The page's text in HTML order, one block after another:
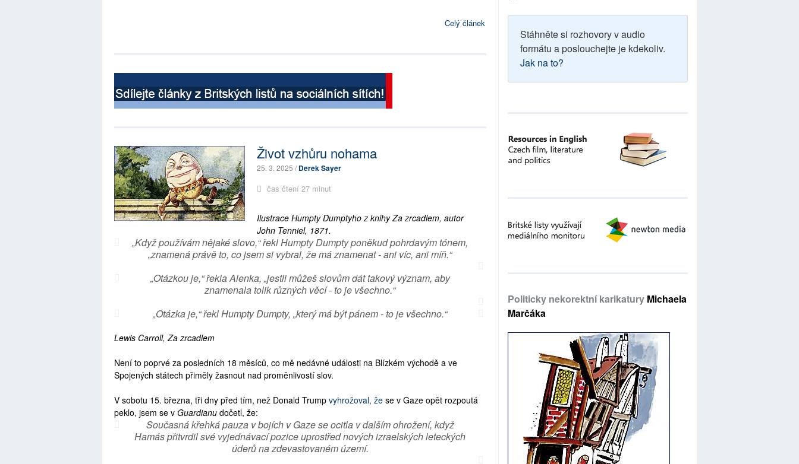
Celý článek
Život vzhůru nohama
25. 3. 2025 /Derek Sayer
čas čtení 27 minut
Ilustrace Humpty Dumptyho z knihy Za zrcadlem, autor
John Tenniel, 1871.
„Když používám nějaké slovo,“ řekl Humpty Dumpty poněkud pohrdavým tónem,
„znamená právě to, co jsem si vybral, že má znamenat - ani víc, ani míň.“
„Otázkou je,“ řekla Alenka, „jestli můžeš slovům dát takový význam, aby
znamenala tolik různých věcí - to je všechno.“
„Otázka je,“ řekl Humpty Dumpty, „který má být pánem - to je všechno.“
Lewis Carroll, Za zrcadlem
Není to poprvé za posledních 18 měsíců, co mě nedávné události na Blízkém východě a ve
Spojených státech přiměly žasnout nad proměnlivostí slov.
V sobotu 15. března, tři dny před tím, než Donald Trump vyhrožoval, že se v Gaze opět rozpoutá
peklo, jsem se v Guardianu dočetl, že:
Současná křehká pauza v bojích v Gaze se ocitla v dalším ohrožení, když
Hamás přitvrdil své vyjednávací pozice uprostřed nových izraelských leteckých
úderů na zdevastovaném území.
Stáhněte si rozhovory v audio
formátu a poslouchejte je kdekoliv.
Jak na to?
Politicky nekorektní karikatury Michaela
Marčáka